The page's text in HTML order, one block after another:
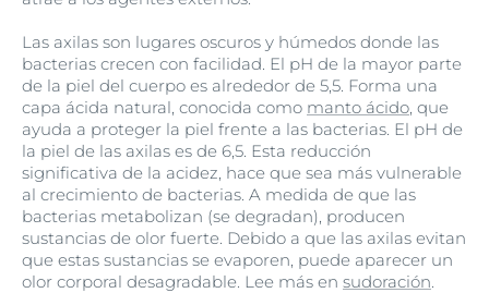
Las axilas son lugares oscuros y húmedos donde las
bacterias crecen con facilidad. El pH de la mayor parte
de la piel del cuerpo es alrededor de 5,5. Forma una
capa ácida natural, conocida como manto ácido, que
ayuda a proteger la piel frente a las bacterias. El pH de
la piel de las axilas es de 6,5. Esta reducción
significativa de la acidez, hace que sea más vulnerable
al crecimiento de bacterias. A medida de que las
bacterias metabolizan (se degradan), producen
sustancias de olor fuerte. Debido a que las axilas evitan
que estas sustancias se evaporen, puede aparecer un
olor corporal desagradable. Lee más en sudoración.